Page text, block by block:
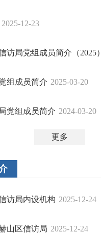
2025-12-23
访局党组成员简介（2025）
组成员简介 2025-03-20
党组成员简介 2024-03-20
更多
访局内设机构 2025-12-24
山区信访局 2025-12-24